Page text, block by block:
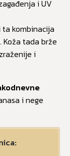
i UV
ta kombinacija
tada brže
i
i nege